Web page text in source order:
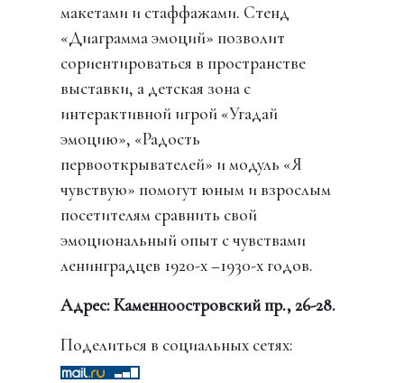
макетами и стаффажами. Стенд
«Диаграмма эмоций» позволит
сориентироваться в пространстве
выставки, а детская зона с
интерактивной игрой «Угадай
эмоцию», «Радость
первооткрывателей» и модуль «Я
чувствую» помогут юным и взрослым
посетителям сравнить свой
эмоциональный опыт с чувствами
ленинградцев 1920-х –1930-х годов.
Адрес: Каменноостровский пр., 26-28.
Поделиться в социальных сетях: